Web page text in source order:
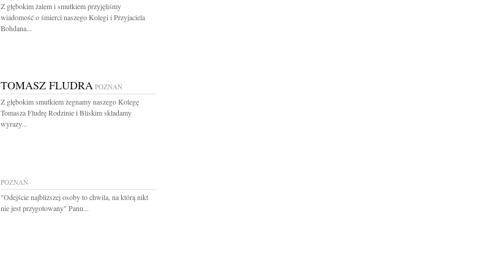
Z głębokim żalem i smutkiem przyjęliśmy
wiadomość o śmierci naszego Kolegi i Przyjaciela
Bohdana...
TOMASZ FLUDRA POZNAŃ
Z głębokim smutkiem żegnamy naszego Kolegę
Tomasza Fludrę Rodzinie i Bliskim składamy
wyrazy...
POZNAŃ
"Odejście najbliższej osoby to chwila, na którą nikt
nie jest przygotowany" Panu...